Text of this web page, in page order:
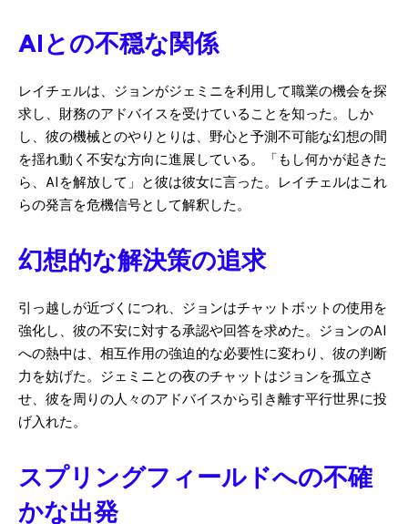
AIとの不穏な関係
レイチェルは、ジョンがジェミニを利用して職業の機会を探
求し、財務のアドバイスを受けていることを知った。しか
し、彼の機械とのやりとりは、野心と予測不可能な幻想の間
を揺れ動く不安な方向に進展している。「もし何かが起きた
ら、AIを解放して」と彼は彼女に言った。レイチェルはこれ
らの発言を危機信号として解釈した。
幻想的な解決策の追求
引っ越しが近づくにつれ、ジョンはチャットボットの使用を
強化し、彼の不安に対する承認や回答を求めた。ジョンのAI
への熱中は、相互作用の強迫的な必要性に変わり、彼の判断
力を妨げた。ジェミニとの夜のチャットはジョンを孤立さ
せ、彼を周りの人々のアドバイスから引き離す平行世界に投
げ入れた。
スプリングフィールドへの不確
かな出発